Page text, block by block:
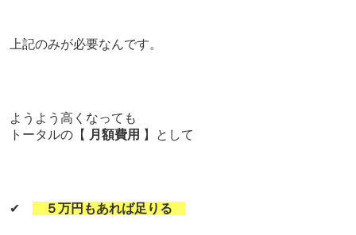
上記のみが必要なんです。
ようよう高くなっても
トータルの【 月額費用 】として
✔ ５万円もあれば足りる